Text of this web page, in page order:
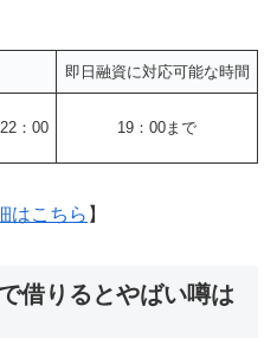
即日融資に対応可能な時間
：00 19：00まで
はこちら 】
借りるとやばい噂は